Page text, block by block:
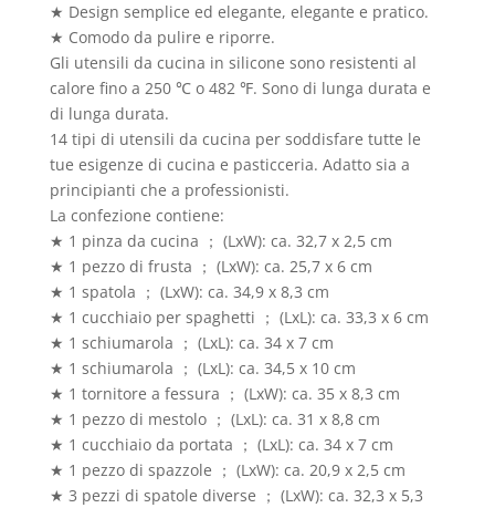
★ Design semplice ed elegante, elegante e pratico.
★ Comodo da pulire e riporre.
Gli utensili da cucina in silicone sono resistenti al
calore fino a 250 ℃ o 482 ℉. Sono di lunga durata e
di lunga durata.
14 tipi di utensili da cucina per soddisfare tutte le
tue esigenze di cucina e pasticceria. Adatto sia a
principianti che a professionisti.
La confezione contiene:
★ 1 pinza da cucina ； (LxW): ca. 32,7 x 2,5 cm
★ 1 pezzo di frusta ； (LxW): ca. 25,7 x 6 cm
★ 1 spatola ； (LxW): ca. 34,9 x 8,3 cm
★ 1 cucchiaio per spaghetti ； (LxL): ca. 33,3 x 6 cm
★ 1 schiumarola ； (LxL): ca. 34 x 7 cm
★ 1 schiumarola ； (LxL): ca. 34,5 x 10 cm
★ 1 tornitore a fessura ； (LxW): ca. 35 x 8,3 cm
★ 1 pezzo di mestolo ； (LxL): ca. 31 x 8,8 cm
★ 1 cucchiaio da portata ； (LxL): ca. 34 x 7 cm
★ 1 pezzo di spazzole ； (LxW): ca. 20,9 x 2,5 cm
★ 3 pezzi di spatole diverse ； (LxW): ca. 32,3 x 5,3